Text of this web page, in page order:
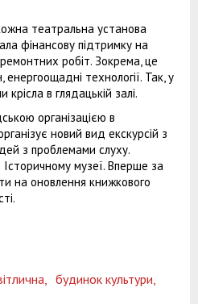
театральна установа
фінансову підтримку на
робіт. Зокрема, це
енергоощадні технології. Так, у
крісла в глядацькій залі.
організацією в
новий вид екскурсій з
з проблемами слуху.
музеї. Вперше за
на оновлення книжкового
будинок культури,